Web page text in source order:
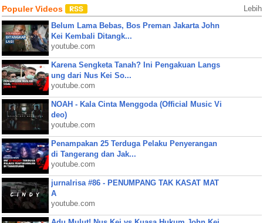
Populer Videos Lebih
Belum Lama Bebas, Bos Preman Jakarta John
Kei Kembali Ditangk...
youtube.com
Karena Sengketa Tanah? Ini Pengakuan Langs
ung dari Nus Kei So...
youtube.com
NOAH - Kala Cinta Menggoda (Official Music Vi
deo)
youtube.com
Penampakan 25 Terduga Pelaku Penyerangan
di Tangerang dan Jak...
youtube.com
jurnalrisa #86 - PENUMPANG TAK KASAT MAT
A
youtube.com